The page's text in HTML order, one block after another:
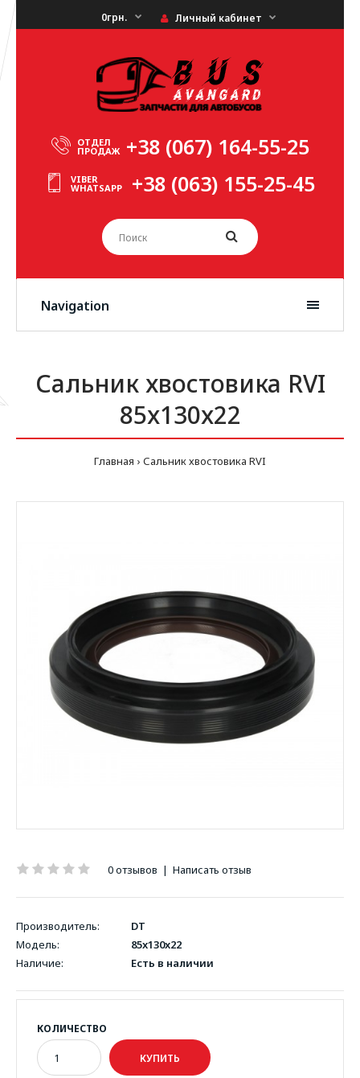
0грн. Личный кабинет
ОТДЕЛ
ПРОДАЖ +38 (067) 164-55-25
VIBER
WHATSAPP +38 (063) 155-25-45
Navigation
Сальник хвостовика RVI
85x130x22
Главная Сальник хвостовика RVI
0 отзывов | Написать отзыв
Производитель:
DT
Модель:
85x130x22
Наличие:
Есть в наличии
КОЛИЧЕСТВО